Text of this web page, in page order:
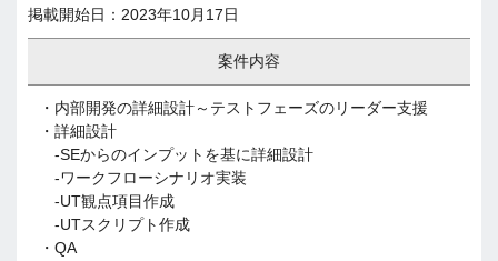
掲載開始日：2023年10月17日
案件内容
・内部開発の詳細設計～テストフェーズのリーダー支援
・詳細設計
-SEからのインプットを基に詳細設計
-ワークフローシナリオ実装
-UT観点項目作成
-UTスクリプト作成
・QA